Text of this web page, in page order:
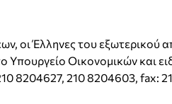
οι Έλληνες του
Υπουργείο Οικονομικών και
8204627, 210 8204603, fax: